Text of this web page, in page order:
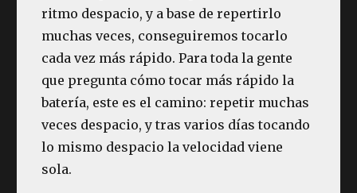
ritmo despacio, y a base de repertirlo
muchas veces, conseguiremos tocarlo
cada vez más rápido. Para toda la gente
que pregunta cómo tocar más rápido la
batería, este es el camino: repetir muchas
veces despacio, y tras varios días tocando
lo mismo despacio la velocidad viene
sola.